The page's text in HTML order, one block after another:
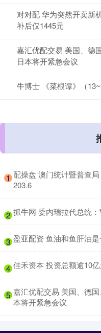
对对配 华为突然开卖新
补后仅1445元
嘉汇优配交易 美国、德
日本将开紧急会议
牛博士 《菜根谭》（
1 配操盘 澳门统计暨普查
203.6
2 抓牛网 委内瑞拉代总统
3 盈亚配资 鱼油和鱼肝油是
4 佳禾资本 投资总额逾10
5 嘉汇优配交易 美国、德
本将开紧急会议